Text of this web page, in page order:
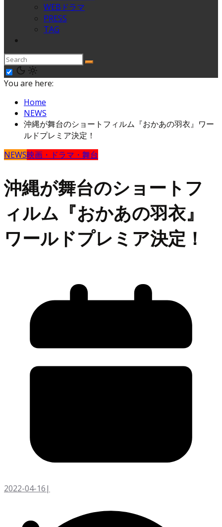
WEBドラマ
PRESS
TAG
You are here:
Home
NEWS
沖縄が舞台のショートフィルム『おかあの羽衣』ワー
ルドプレミア決定！
NEWS映画・ドラマ・舞台
沖縄が舞台のショートフ
ィルム『おかあの羽衣』
ワールドプレミア決定！
2022-04-16|